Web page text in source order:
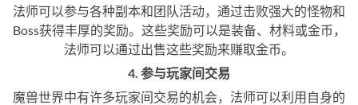
法师可以参与各种副本和团队活动，通过击败强大的怪物和
Boss获得丰厚的奖励。这些奖励可以是装备、材料或金币，
法师可以通过出售这些奖励来赚取金币。
4. 参与玩家间交易
魔兽世界中有许多玩家间交易的机会，法师可以利用自身的